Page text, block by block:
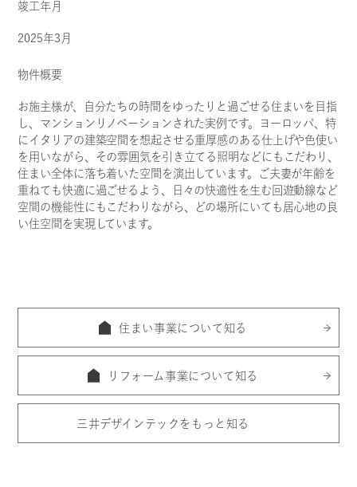
住まい
ォーム
CONTACT
住まい空間づくりの
竣工年月
2025年3月
物件概要
お施主様が、自分たちの時間をゆったりと過ごせる住まいを目指
し、マンションリノベーションされた実例です。ヨーロッパ、特
にイタリアの建築空間を想起させる重厚感のある仕上げや色使い
を用いながら、その雰囲気を引き立てる照明などにもこだわり、
住まい全体に落ち着いた空間を演出しています。ご夫妻が年齢を
重ねても快適に過ごせるよう、日々の快適性を生む回遊動線など
空間の機能性にもこだわりながら、どの場所にいても居心地の良
い住空間を実現しています。
住まい事業について知る
リフォーム事業について知る
三井デザインテックをもっと知る